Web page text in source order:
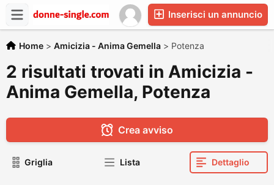
Inserisci un annuncio
Home > Amicizia - Anima Gemella > Potenza
2 risultati trovati in Amicizia -
Anima Gemella, Potenza
Crea avviso
Griglia Lista Dettaglio